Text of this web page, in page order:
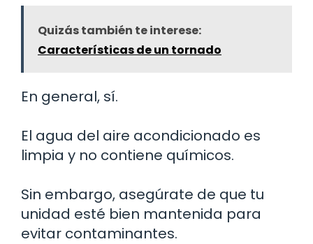
Quizás también te interese:
Características de un tornado
En general, sí.
El agua del aire acondicionado es
limpia y no contiene químicos.
Sin embargo, asegúrate de que tu
unidad esté bien mantenida para
evitar contaminantes.